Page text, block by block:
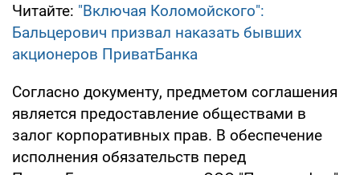
Читайте: "Включая Коломойского":
Бальцерович призвал наказать бывших
акционеров ПриватБанка
Согласно документу, предметом соглашения
является предоставление обществами в
залог корпоративных прав. В обеспечение
исполнения обязательств перед